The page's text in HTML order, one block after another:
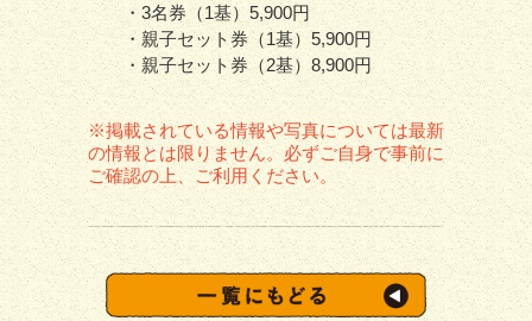
・3名券（1基）5,900円
・親子セット券（1基）5,900円
・親子セット券（2基）8,900円
※掲載されている情報や写真については最新
の情報とは限りません。必ずご自身で事前に
ご確認の上、ご利用ください。